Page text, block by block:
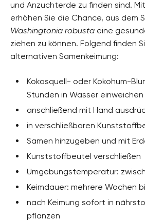
und Anzuchterde zu finden sind.
erhöhen Sie die Chance, aus dem
Washingtonia robusta eine
ziehen zu können. Folgend finden
alternativen Samenkeimung:
Kokosquell- oder Kokohum-
Stunden in Wasser einweichen
anschließend mit Hand
in verschließbaren
Samen hinzugeben und mit
Kunststoffbeutel verschließen
Umgebungstemperatur:
Keimdauer: mehrere Wochen
nach Keimung sofort in
pflanzen